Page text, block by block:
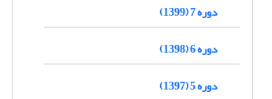
دوره 7 (1399)
دوره 6 (1398)
دوره 5 (1397)